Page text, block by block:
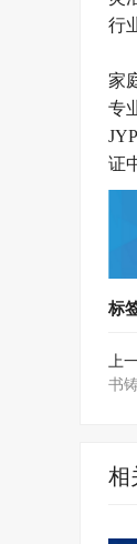
行
家
专
证
标
上
书
相